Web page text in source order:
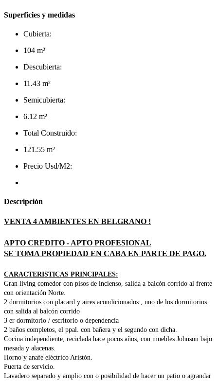
Superficies y medidas
Cubierta:
104 m²
Descubierta:
11.43 m²
Semicubierta:
6.12 m²
Total Construido:
121.55 m²
Precio Usd/M2:
Descripción
VENTA 4 AMBIENTES EN BELGRANO !
APTO CREDITO - APTO PROFESIONAL
SE TOMA PROPIEDAD EN CABA EN PARTE DE PAGO.
CARACTERISTICAS PRINCIPALES:
Gran living comedor con pisos de incienso, salida a balcón corrido al frente
con orientación Norte.
2 dormitorios con placard y aires acondicionados , uno de los dormitorios
con salida al balcón corrido
3 er dormitorio / escritorio o dependencia
2 baños completos, el ppal. con bañera y el segundo con dicha.
Cocina independiente, reciclada hace pocos años, con muebles Johnson bajo
mesada y alacenas.
Horno y anafe eléctrico Aristón.
Puerta de servicio.
Lavadero separado y amplio con o posibilidad de hacer un patio o agrandar